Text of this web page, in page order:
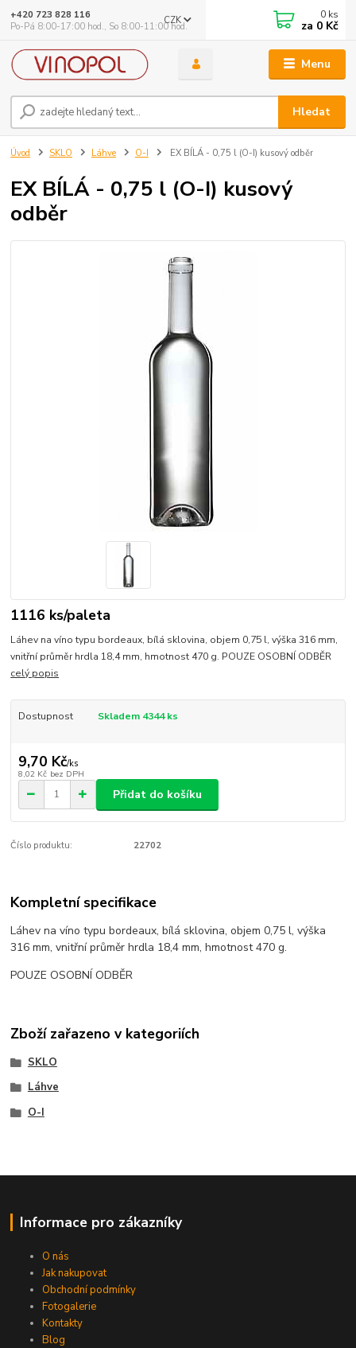
Menu
CZK
Hledat
+420 723 828 116
Po-Pá 8:00-17:00 hod., So 8:00-11:00 hod.
0 ks
za 0 Kč
Úvod SKLO Láhve O-I EX BÍLÁ - 0,75 l (O-I) kusový odběr
EX BÍLÁ - 0,75 l (O-I) kusový
odběr
1116 ks/paleta
Láhev na víno typu bordeaux, bílá sklovina, objem 0,75 l, výška 316 mm,
vnitřní průměr hrdla 18,4 mm, hmotnost 470 g. POUZE OSOBNÍ ODBĚR
celý popis
Dostupnost Skladem 4344 ks
9,70 Kč/ks
8,02 Kč bez DPH
Přidat do košíku
Číslo produktu: 22702
Kompletní specifikace
Láhev na víno typu bordeaux, bílá sklovina, objem 0,75 l, výška
316 mm, vnitřní průměr hrdla 18,4 mm, hmotnost 470 g.
POUZE OSOBNÍ ODBĚR
Zboží zařazeno v kategoriích
SKLO
Láhve
O-I
Informace pro zákazníky
O nás
Jak nakupovat
Obchodní podmínky
Fotogalerie
Kontakty
Blog